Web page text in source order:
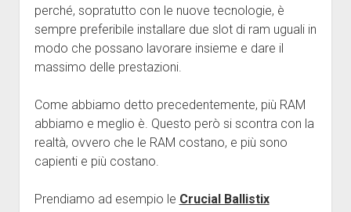
perché, sopratutto con le nuove tecnologie, è
sempre preferibile installare due slot di ram uguali in
modo che possano lavorare insieme e dare il
massimo delle prestazioni.
Come abbiamo detto precedentemente, più RAM
abbiamo e meglio è. Questo però si scontra con la
realtà, ovvero che le RAM costano, e più sono
capienti e più costano.
Prendiamo ad esempio le Crucial Ballistix